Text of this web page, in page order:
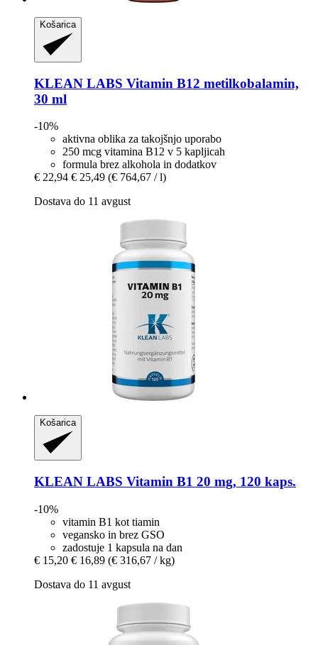
Košarica
KLEAN LABS Vitamin B12 metilkobalamin,
30 ml
-10%
aktivna oblika za takojšnjo uporabo
250 mcg vitamina B12 v 5 kapljicah
formula brez alkohola in dodatkov
€ 22,94 € 25,49 (€ 764,67 / l)
Dostava do 11 avgust
Košarica
KLEAN LABS Vitamin B1 20 mg, 120 kaps.
-10%
vitamin B1 kot tiamin
vegansko in brez GSO
zadostuje 1 kapsula na dan
€ 15,20 € 16,89 (€ 316,67 / kg)
Dostava do 11 avgust